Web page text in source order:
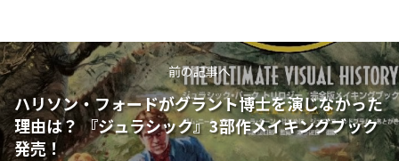
前の記事へ
ハリソン・フォードがグラント博士を演じなかった
理由は？ 『ジュラシック』3部作メイキングブック
発売！